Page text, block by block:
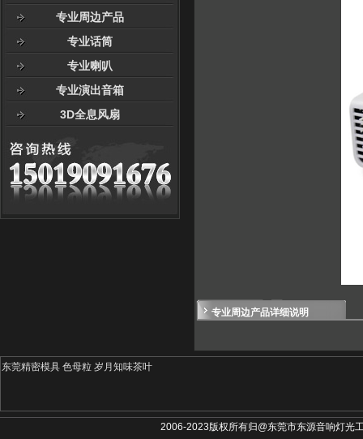
专业周边产品
专业话筒
专业喇叭
专业演出音箱
3D全息风扇
专业周边产品详细说明
东莞精密模具 色母粒 岁月知味茶叶
2006-2023版权所有归@东莞市东源音响灯光